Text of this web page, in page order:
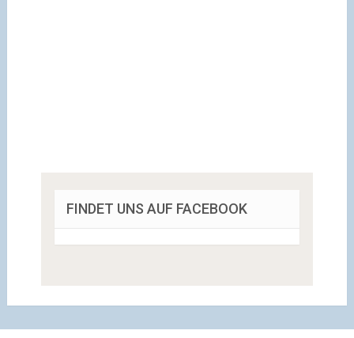
FINDET UNS AUF FACEBOOK